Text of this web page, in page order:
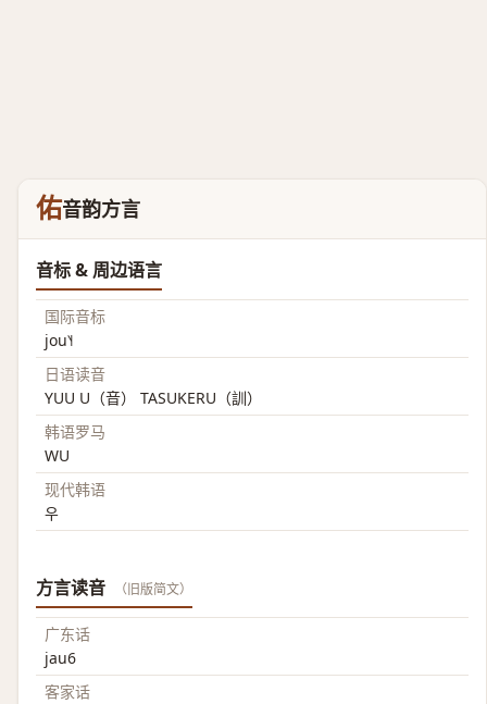
佑音韵方言
音标 & 周边语言
国际音标
jou˥˧
日语读音
YUU U（音） TASUKERU（訓）
韩语罗马
WU
现代韩语
우
方言读音 （旧版简文）
广东话
jau6
客家话